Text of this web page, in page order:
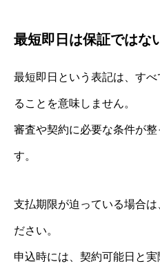
最短即日は保証ではな
最短即日という表記は、す
ることを意味しません。
審査や契約に必要な条件が
す。
支払期限が迫っている場合
ださい。
申込時には、契約可能日と